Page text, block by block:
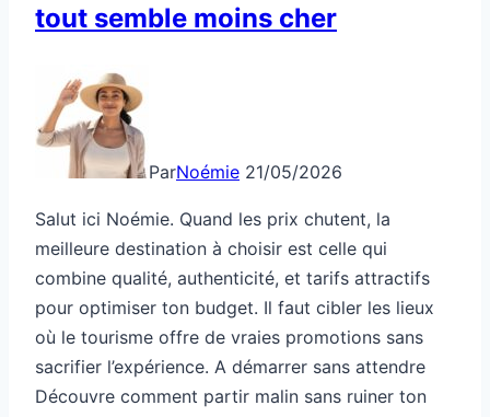
tout semble moins cher
ParNoémie 21/05/2026
Salut ici Noémie. Quand les prix chutent, la
meilleure destination à choisir est celle qui
combine qualité, authenticité, et tarifs attractifs
pour optimiser ton budget. Il faut cibler les lieux
où le tourisme offre de vraies promotions sans
sacrifier l’expérience. A démarrer sans attendre
Découvre comment partir malin sans ruiner ton